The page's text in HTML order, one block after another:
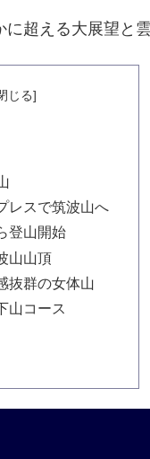
超える大展望と
レスで筑波山へ
登山開始
山山頂
抜群の女体山
山コース